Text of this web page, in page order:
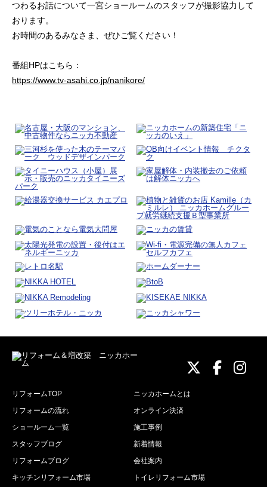
つわるお話について一宮ショールームのスタッフが撮影協力して
おります。
お時間のあるみなさま、ぜひご覧ください！
番組HPはこちら：
https://www.tv-asahi.co.jp/nanikore/
ニッカ
ニッニ
リフォームTOP
ニッカホームとは
リフォームの流れ
オンライン決済
ショールーム一覧
施工事例
スタッフブログ
新着情報
リフォームブログ
会社案内
キッチンリフォーム市場
トイレリフォーム市場